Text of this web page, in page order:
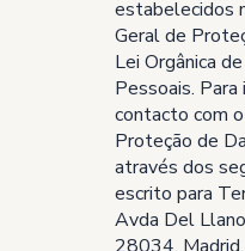
estabelecidos
Geral de
Lei Orgânica
Pessoais.
contacto com
Proteção de
através dos
escrito para
Avda Del